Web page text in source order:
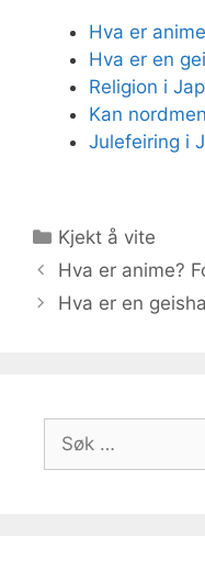
Hva er
Hva er en
Religion i
Kan
Julefeiring i
Kategorier
Kjekt å vite
Hva er anime?
Hva er en
Søk
etter: